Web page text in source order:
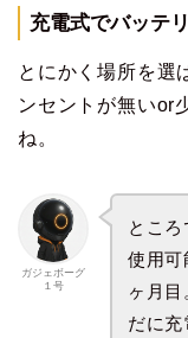
充電式でバッテ
とにかく場所を選
ンセントが無いor
ね。
ガジェボーグ
１号
とこ
使用可
ヶ月
だに